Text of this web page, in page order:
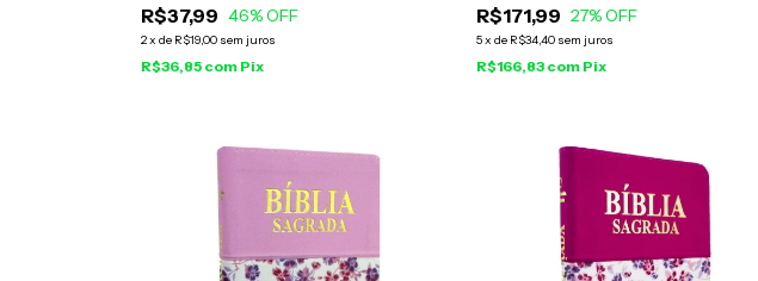
R$37,99 46% OFF
2x de R$19,00 sem juros
R$36,85 com Pix
R$171,99 27% OFF
5x de R$34,40 sem juros
R$166,83 com Pix